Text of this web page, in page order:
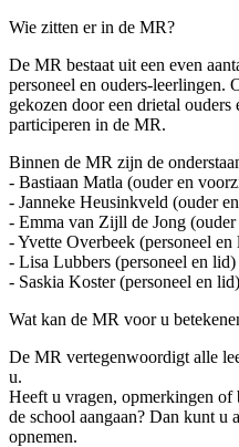
Wie zitten er in de MR?
De MR bestaat uit een even
personeel en ouders-leerlingen.
gekozen door een drietal ouders
participeren in de MR.
Binnen de MR zijn de
- Bastiaan Matla (ouder en
- Janneke Heusinkveld (ouder
- Emma van Zijll de Jong
- Yvette Overbeek (personeel en
- Lisa Lubbers (personeel en lid)
- Saskia Koster (personeel en lid)
Wat kan de MR voor u
De MR vertegenwoordigt alle
u.
Heeft u vragen, opmerkingen of
de school aangaan? Dan kunt u
opnemen.